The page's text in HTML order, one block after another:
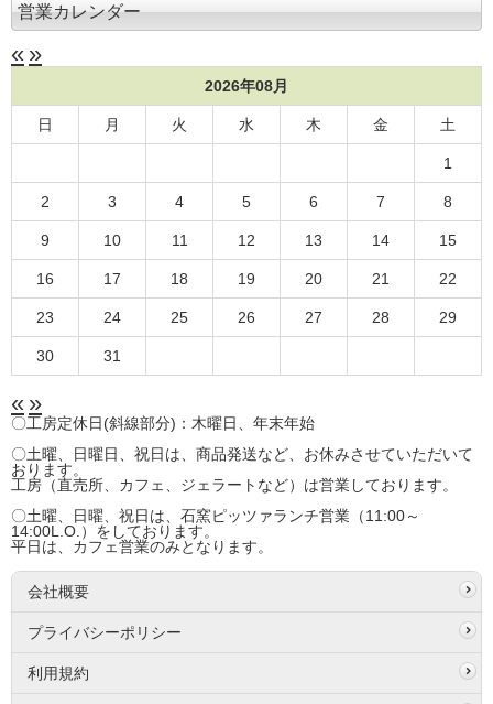
営業カレンダー
« »
2026年08月
日 月 火 水 木 金 土
1
2 3 4 5 6 7 8
9 10 11 12 13 14 15
16 17 18 19 20 21 22
23 24 25 26 27 28 29
30 31
« »
〇工房定休日(斜線部分)：木曜日、年末年始
〇土曜、日曜日、祝日は、商品発送など、お休みさせていただいて
おります。
工房（直売所、カフェ、ジェラートなど）は営業しております。
〇土曜、日曜、祝日は、石窯ピッツァランチ営業（11:00～
14:00L.O.）をしております。
平日は、カフェ営業のみとなります。
会社概要
プライバシーポリシー
利用規約